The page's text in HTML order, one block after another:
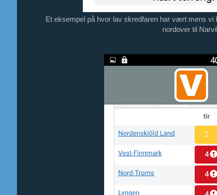
Et eksempel på hvor lav skredfaren har vært mens vi
nordover til